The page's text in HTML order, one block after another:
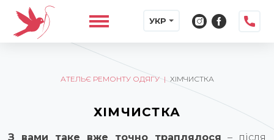
УКР
АТЕЛЬЄ РЕМОНТУ ОДЯГУ | ХІМЧИСТКА
ХІМЧИСТКА
З вами таке вже точно траплялося – після